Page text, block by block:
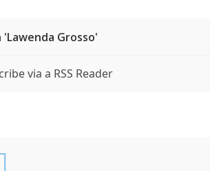
Grosso'
via a RSS Reader